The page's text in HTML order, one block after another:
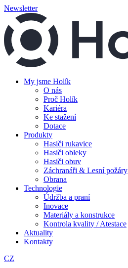
Newsletter
My jsme Holík
O nás
Proč Holík
Kariéra
Ke stažení
Dotace
Produkty
Hasiči rukavice
Hasiči obleky
Hasiči obuv
Záchranáři & Lesní požáry
Obrana
Technologie
Údržba a praní
Inovace
Materiály a konstrukce
Kontrola kvality / Atestace
Aktuality
Kontakty
CZ